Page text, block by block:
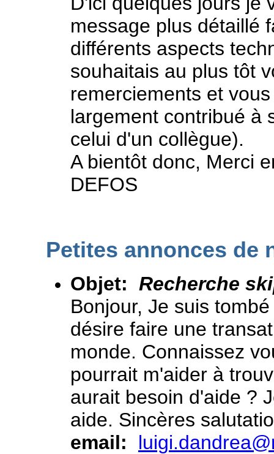
message plus détaillé
différents aspects
souhaitais au plus tôt
remerciements et
largement contribué à
celui d'un collègue).
A bientôt donc, Merci
DEFOS
Petites annonces de
Objet: Recherche
Bonjour, Je suis
désire faire une
monde. Connaissez
pourrait m'aider à
aurait besoin d'aide ?
aide. Sincères
email: